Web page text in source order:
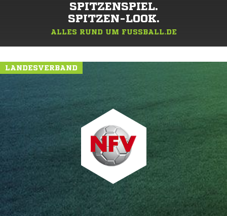
SPITZENSPIEL.
SPITZEN-LOOK.
ALLES RUND UM FUSSBALL.DE
LANDESVERBAND